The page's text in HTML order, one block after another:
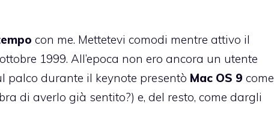
con me. Mettetevi comodi mentre attivo il
1999. All’epoca non ero ancora un utente
palco durante il keynote presentò Mac OS 9 come
di averlo già sentito?) e, del resto, come dargli